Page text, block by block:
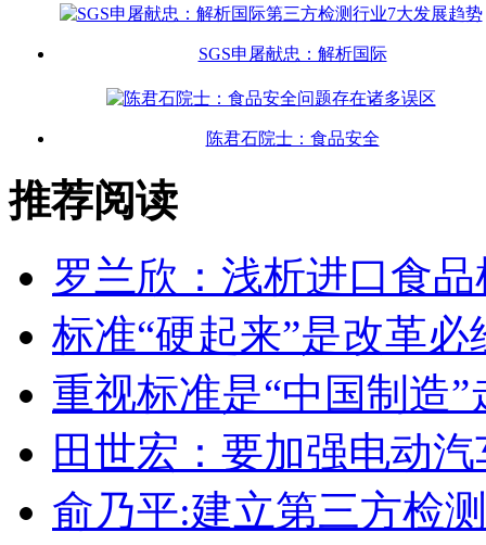
SGS申屠献忠：解析国际
陈君石院士：食品安全
推荐阅读
罗兰欣：浅析进口食
标准“硬起来”是改革必
重视标准是“中国制造
田世宏：要加强电动
俞乃平:建立第三方检